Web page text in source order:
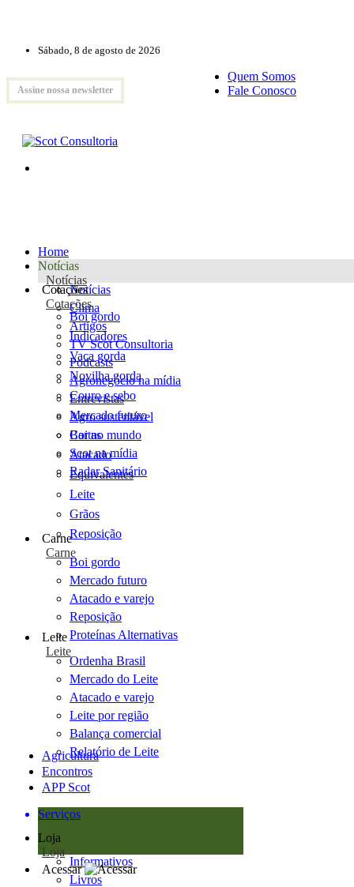
Sábado, 8 de agosto de 2026
Assine nossa newsletter
Quem Somos
Fale Conosco
Home
Notícias
Notícias
Notícias
Clima
Artigos
TV Scot Consultoria
Podcasts
Agronegócio na mídia
Entrevistas
Agro sustentável
Cartas
Scot na mídia
Radar Sanitário
Cotações
Cotações
Boi gordo
Indicadores
Vaca gorda
Novilha gorda
Couro e sebo
Mercado futuro
Boi no mundo
Atacado
Equivalentes
Leite
Grãos
Reposição
Carne
Carne
Boi gordo
Mercado futuro
Atacado e varejo
Reposição
Proteínas Alternativas
Leite
Leite
Ordenha Brasil
Mercado do Leite
Atacado e varejo
Leite por região
Balança comercial
Relatório de Leite
Agricultura
Encontros
APP Scot
Serviços
Loja
Loja
Informativos
Livros
Acessar